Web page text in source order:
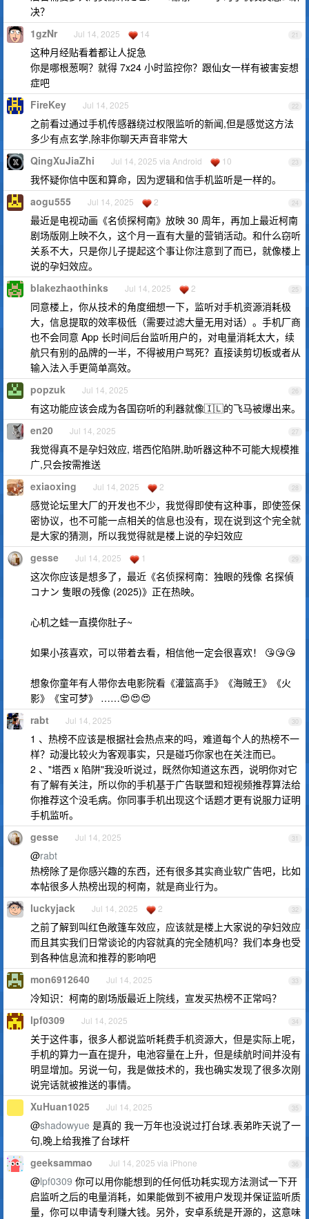
决？
21
1gzNr Jul 14, 2025 14
这种月经贴看着都让人捉急
你是哪根葱啊？就得 7x24 小时监控你？跟仙女一样有被害妄想
症吧
22
FireKey Jul 14, 2025
之前看过通过手机传感器绕过权限监听的新闻,但是感觉这方法
多少有点玄学,除非你聊天声音非常大
23
QingXuJiaZhi Jul 14, 2025 via Android 10
我怀疑你信中医和算命，因为逻辑和信手机监听是一样的。
24
aogu555 Jul 14, 2025 2
最近是电视动画《名侦探柯南》放映 30 周年，再加上最近柯南
剧场版刚上映不久，这个月一直有大量的营销活动。和什么窃听
关系不大，只是你儿子提起这个事让你注意到了而已，就像楼上
说的孕妇效应。
25
blakezhaothinks Jul 14, 2025 2
同意楼上，你从技术的角度细想一下，监听对手机资源消耗极
大，信息提取的效率极低（需要过滤大量无用对话）。手机厂商
也不会同意 App 长时间后台监听用户的，对电量消耗太大，续
航只有别的品牌的一半，不得被用户骂死？直接读剪切板或者从
输入法入手更简单高效。
26
popzuk Jul 14, 2025
有这功能应该会成为各国窃听的利器就像🇮🇱的飞马被爆出来。
27
en20 Jul 14, 2025
我觉得真不是孕妇效应, 塔西佗陷阱,助听器这种不可能大规模推
广,只会按需推送
28
exiaoxing Jul 14, 2025 2
感觉论坛里大厂的开发也不少，我觉得即使有这种事，即使签保
密协议，也不可能一点相关的信息也没有，现在说到这个完全就
是大家的猜测，所以我觉得就是楼上说的孕妇效应
29
gesse Jul 14, 2025 1
这次你应该是想多了，最近《名侦探柯南：独眼的残像 名探偵
コナン 隻眼の残像 (2025)》正在热映。
心机之蛙一直摸你肚子~
如果小孩喜欢，可以带着去看，相信他一定会很喜欢！ 😘😘😘
想象你童年有人带你去电影院看《灌篮高手》《海贼王》《火
影》《宝可梦》 ……😍😍😍
30
rabt Jul 14, 2025
1 、热榜不应该是根据社会热点来的吗，难道每个人的热榜不一
样？动漫比较火为客观事实，只是碰巧你家也在关注而已。
2 、"塔西 x 陷阱"我没听说过，既然你知道这东西，说明你对它
有了解有关注，所以你的手机基于广告联盟和短视频推荐算法给
你推荐这个没毛病。你同事手机出现这个话题才更有说服力证明
手机监听。
31
gesse Jul 14, 2025
@rabt
热榜除了是你感兴趣的东西，还有很多其实商业软广告吧，比如
本帖很多人热榜出现的柯南，就是商业行为。
32
luckyjack Jul 14, 2025 2
之前了解到叫红色敞篷车效应，应该就是楼上大家说的孕妇效应
而且其实我们日常谈论的内容就真的完全随机吗？我们本身也受
到各种信息流和推荐的影响吧
33
mon6912640 Jul 14, 2025
冷知识：柯南的剧场版最近上院线，宣发买热榜不正常吗？
34
lpf0309 Jul 14, 2025
关于这件事，很多人都说监听耗费手机资源大，但是实际上呢，
手机的算力一直在提升，电池容量在上升，但是续航时间并没有
明显增加。另说一句，我是做技术的，我也确实发现了很多次刚
说完话就被推送的事情。
35
XuHuan1025 Jul 14, 2025
@shadowyue 是真的 我一万年也没说过打台球.表弟昨天说了一
句,晚上给我推了台球杆
36
geeksammao Jul 14, 2025 via iPhone
@lpf0309 你可以用你能想到的任何低功耗实现方法测试一下开
启监听之后的电量消耗，如果能做到不被用户发现并保证监听质
量，你可以申请专利赚大钱。另外，安卓系统是开源的，这意味